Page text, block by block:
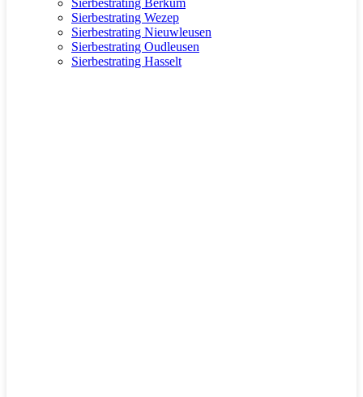
Sierbestrating Wezep
Sierbestrating Nieuwleusen
Sierbestrating Oudleusen
Sierbestrating Hasselt